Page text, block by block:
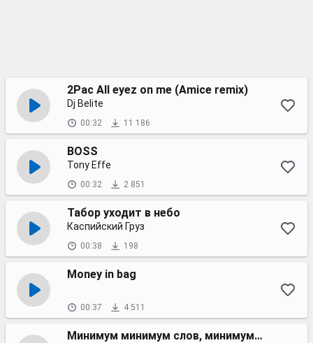
2Pac All eyez on me (Amice remix)
Dj Belite
00:32 11 186
BOSS
Tony Effe
00:32 2 851
Табор уходит в небо
Каспийский Груз
00:38 198
Money in bag
00:37 4 511
Минимум минимум слов, минимум минимум стресса